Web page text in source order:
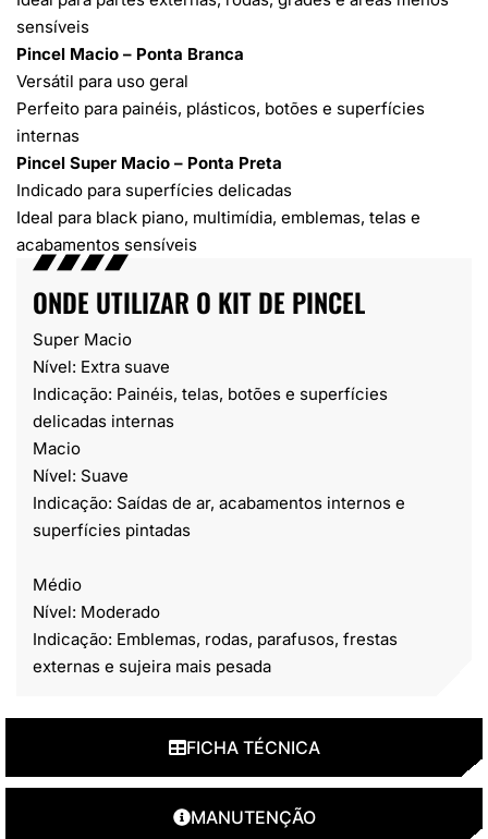
FICHA TÉCNICA
MANUTENÇÃO
sensíveis
Pincel Macio – Ponta Branca
Versátil para uso geral
Perfeito para painéis, plásticos, botões e superfícies
internas
Pincel Super Macio – Ponta Preta
Indicado para superfícies delicadas
Ideal para black piano, multimídia, emblemas, telas e
acabamentos sensíveis
ONDE UTILIZAR O KIT DE PINCEL
Super Macio
Nível: Extra suave
Indicação: Painéis, telas, botões e superfícies
delicadas internas
Macio
Nível: Suave
Indicação: Saídas de ar, acabamentos internos e
superfícies pintadas
Médio
Nível: Moderado
Indicação: Emblemas, rodas, parafusos, frestas
externas e sujeira mais pesada